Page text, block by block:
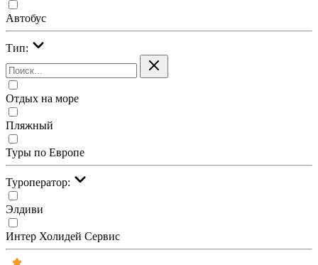
Автобус
Тип:
Отдых на море
Пляжный
Туры по Европе
Туроператор:
Элдиви
Интер Холидей Сервис